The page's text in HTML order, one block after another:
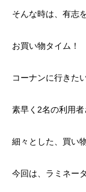
そんな時は、有志
お買い物タイム！
コーナンに行きた
素早く2名の利用者
細々とした、買い物
今回は、ラミネー